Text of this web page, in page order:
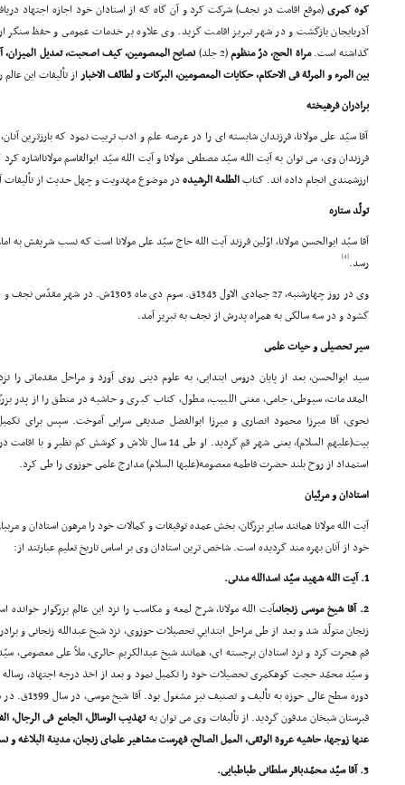
کوه کمرى (موقع اقامت در نجف) شرکت کرد و آن گاه که از استادان خود اجازه اجتهاد
آذربایجان بازگشت و در شهر تبریز اقامت گزید. وى علاوه بر خدمات عمومى و حفظ سنگر
گذاشته است.مراة الحج، درّ منظوم(2 جلد)
نصایح المعصومین، کیف اصحبت، تعدیل
بین المرء و المرئة فى الاحکام، حکایات المعصومین، البرکات و لطائف الاخبار از تألیفات این
برادران فرهیخته
آقا سیّد على مولانا، فرزندان شایسته اى را در عرصه علم و ادب تربیت نمود که بارزترین
فرزندان وى، مى توان به آیت الله سیّد مصطفى مولانا و آیت الله سیّد ابوالقاسم مولانااشاره
ارزشمندى انجام داده اند. کتابالطلعة الرشیدهدر موضوع مهدویت و چهل حدیث از تألیفات
تولّد ستاره
آقا سیّد ابوالحسن مولانا، اوّلین فرزند آیت الله حاج سیّد على مولانا است که نسب شریفش
رسد.[4]
وى در روز چهارشنبه، 27 جمادى الاول 1343ق.
گشود و در سه سالگى به همراه پدرش از نجف به تبریز آمد.
سیر تحصیلى و حیات علمى
سید ابوالحسن، بعد از پایان دروس ابتدایى، به علوم دینى روى آورد و مراحل مقدماتى
المقدمات، سیوطى، جامى، مغنى اللبیب، مطول، کتاب کبرى و حاشیه در منطق را از پدر
بیت(علیهم السلام)، یعنى شهر قم گردید. او طى 14 سال تلاش و
استمداد از روح بلند حضرت فاطمه معصومه(علیها السلام) مدارج علمى حوزوى را طى کرد.
استادان و مربّیان
آیت الله مولانا همانند سایر بزرگان، بخش عمده توفیقات و کمالات خود را مرهون استادان و
خود از آنان بهره مند گردیده است. شاخص ترین استادان وى بر اساس تاریخ تعلیم عبارتند از:
1. آیت الله شهید سیّد اسدالله مدنى.
2. آقا شیخ موسى زنجانى
قم هجرت کرد و نزد استادان برجسته اى، همانند شیخ عبدالکریم حائرى، ملاّ على معصومى،
و سیّد محمّد حجت کوهکمرى تحصیلات خود را تکمیل نمود و بعد از اخذ درجه اجتهاد، رساله
دوره سطح عالى
قبرستان شیخان مدفون گردید. از تألیفات وى مى توان بهتهذیب الوسائل، الجامع فى الرجال،
عنها زوجها، حاشیه عروة الوثقى، العمل الصالح، فهرست مشاهیر علماى زنجان، مدینة البلاغه
3. آقا سیّد محمّدباقر سلطانى طباطبایى.